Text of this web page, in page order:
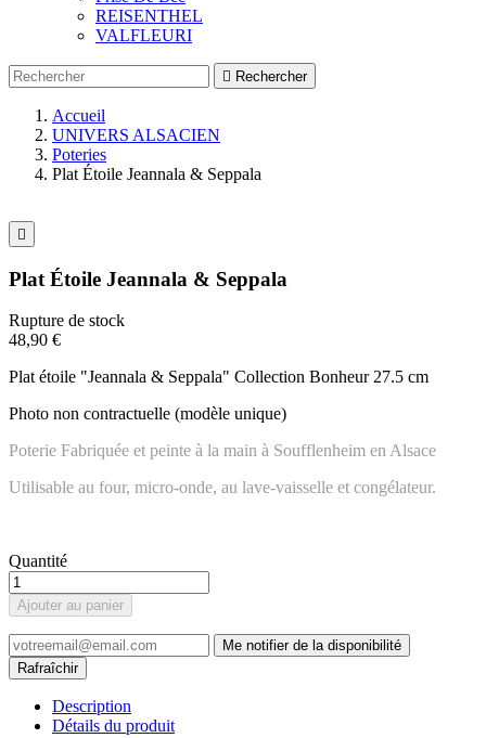
REISENTHEL
VALFLEURI
 Rechercher
Accueil
UNIVERS ALSACIEN
Poteries
Plat Étoile Jeannala & Seppala

Plat Étoile Jeannala & Seppala
Rupture de stock
48,90 €
Plat étoile "Jeannala & Seppala" Collection Bonheur 27.5 cm
Photo non contractuelle (modèle unique)
Poterie Fabriquée et peinte à la main à Soufflenheim en Alsace
Utilisable au four, micro-onde, au lave-vaisselle et congélateur.
Quantité
Ajouter au panier
Me notifier de la disponibilité
Description
Détails du produit